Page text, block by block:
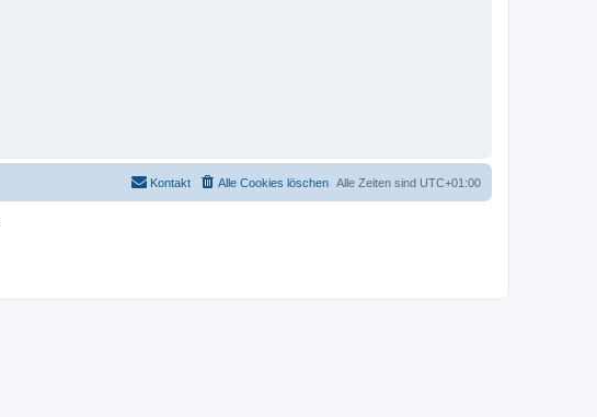
Alle Zeiten sind UTC+01:00
Alle Cookies löschen
Kontakt